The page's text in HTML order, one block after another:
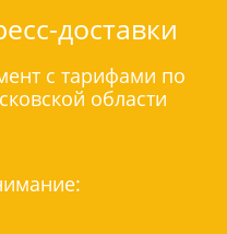
доставки
с тарифами по
области